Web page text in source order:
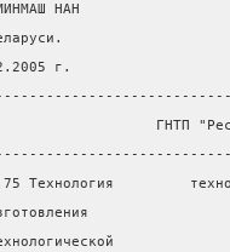
НАН
г.
ГНТП
Технология